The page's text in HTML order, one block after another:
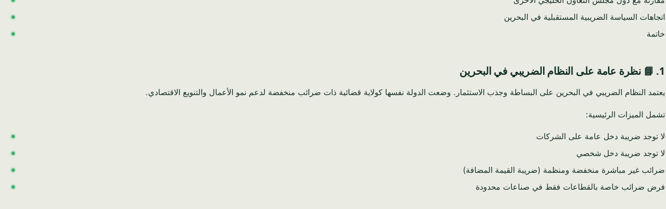
اتجاهات السياسة الضريبية المستقبلية في البحرين
خاتمة
1. 📘 نظرة عامة على النظام الضريبي في البحرين
يعتمد النظام الضريبي في البحرين على البساطة وجذب الاستثمار. وضعت الدولة نفسها كولاية قضائية ذات ضرائب منخفضة لدعم نمو الأعمال والتنويع الاقتصادي.
تشمل الميزات الرئيسية:
لا توجد ضريبة دخل عامة على الشركات
لا توجد ضريبة دخل شخصي
ضرائب غير مباشرة منخفضة ومنظمة (ضريبة القيمة المضافة)
فرض ضرائب خاصة بالقطاعات فقط في صناعات محدودة